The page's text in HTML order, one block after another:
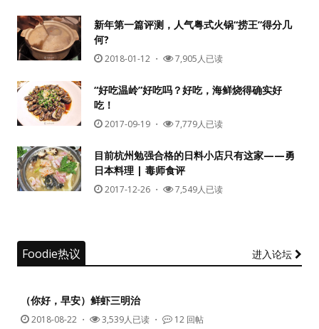
新年第一篇评测，人气粤式火锅“捞王”得分几
何?
2018-01-12 ・ 7,905人已读
“好吃温岭”好吃吗？好吃，海鲜烧得确实好
吃！
2017-09-19 ・ 7,779人已读
目前杭州勉强合格的日料小店只有这家——勇
日本料理 | 毒师食评
2017-12-26 ・ 7,549人已读
Foodie热议 进入论坛
（你好，早安）鲜虾三明治
2018-08-22 ・ 3,539人已读 ・ 12 回帖